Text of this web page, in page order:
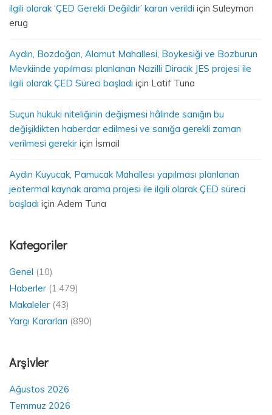
ilgili olarak ‘ÇED Gerekli Değildir’ kararı verildi için Suleyman
erug
Aydın, Bozdoğan, Alamut Mahallesi, Boykesiği ve Bozburun
Mevkiinde yapılması planlanan Nazilli Diracık JES projesi ile
ilgili olarak ÇED Süreci başladı için Latif Tuna
Suçun hukuki niteliğinin değişmesi hâlinde sanığın bu
değişiklikten haberdar edilmesi ve sanığa gerekli zaman
verilmesi gerekir için İsmail
Aydın Kuyucak, Pamucak Mahallesı yapılması planlanan
jeotermal kaynak arama projesi ile ilgili olarak ÇED süreci
başladı için Adem Tuna
Kategoriler
Genel (10)
Haberler (1.479)
Makaleler (43)
Yargı Kararları (890)
Arşivler
Ağustos 2026
Temmuz 2026